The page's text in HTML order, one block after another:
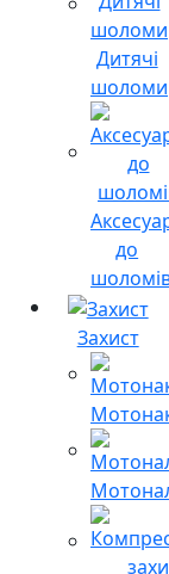
Дитячі
шоломи
до
Захист